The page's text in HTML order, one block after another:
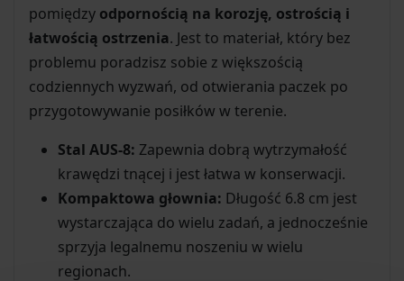
pomiędzy odpornością na korozję, ostrością i
łatwością ostrzenia. Jest to materiał, który bez
problemu poradzisz sobie z większością
codziennych wyzwań, od otwierania paczek po
przygotowywanie posiłków w terenie.
Stal AUS-8: Zapewnia dobrą wytrzymałość
krawędzi tnącej i jest łatwa w konserwacji.
Kompaktowa głownia: Długość 6.8 cm jest
wystarczająca do wielu zadań, a jednocześnie
sprzyja legalnemu noszeniu w wielu
regionach.